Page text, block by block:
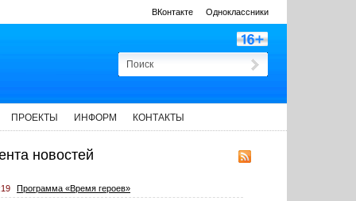
ВКонтакте Одноклассники
ПРОЕКТЫ ИНФОРМ КОНТАКТЫ
новостей
Программа «Время героев»